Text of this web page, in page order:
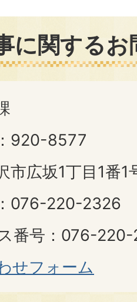
に関する
920-8577
市広坂1丁目1番1
076-220-2326
番号：076-
せフォーム